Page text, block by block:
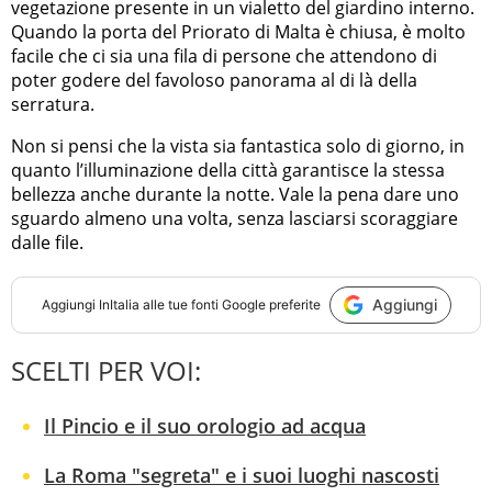
vegetazione presente in un vialetto del giardino interno.
Quando la porta del Priorato di Malta è chiusa, è molto
facile che ci sia una fila di persone che attendono di
poter godere del favoloso panorama al di là della
serratura.
Non si pensi che la vista sia fantastica solo di giorno, in
quanto l’illuminazione della città garantisce la stessa
bellezza anche durante la notte. Vale la pena dare uno
sguardo almeno una volta, senza lasciarsi scoraggiare
dalle file.
Aggiungi InItalia alle tue fonti Google preferite Aggiungi
SCELTI PER VOI:
Il Pincio e il suo orologio ad acqua
La Roma "segreta" e i suoi luoghi nascosti